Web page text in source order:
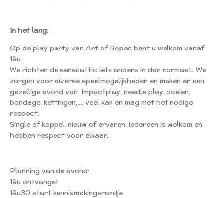
In het lang:
Op de play party van Art of Ropes bent u welkom vanaf
19u.
We richten de sensuattic iets anders in dan normaaL We
zorgen voor diverse speelmogelijkheden en maken er een
gezellige avond van. Impactplay, needle play, boeien,
bondage, kettingen,.... veel kan en mag met het nodige
respect.
Single of koppel, nieuw of ervaren, iedereen is welkom en
hebben respect voor elkaar.
Planning van de avond:
19u ontvangst
19u30 start kennismakingsrondje